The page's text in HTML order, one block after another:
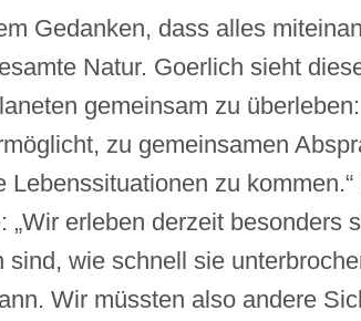
Gedanken, dass alles
Natur. Goerlich sieht
gemeinsam zu
zu gemeinsamen
zu
erleben derzeit besonders
wie schnell sie
Wir müssten also andere